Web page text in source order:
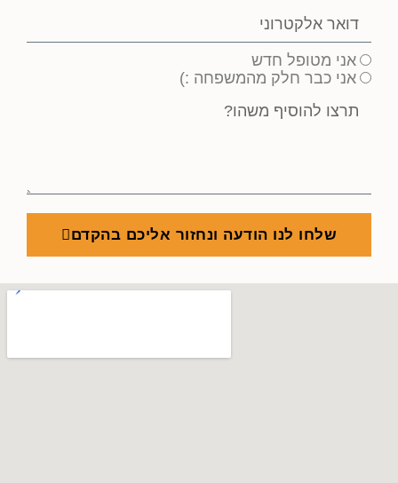
אני מטופל חדש
אני כבר חלק מהמשפחה :)
שלחו לנו הודעה ונחזור אליכם בהקדם